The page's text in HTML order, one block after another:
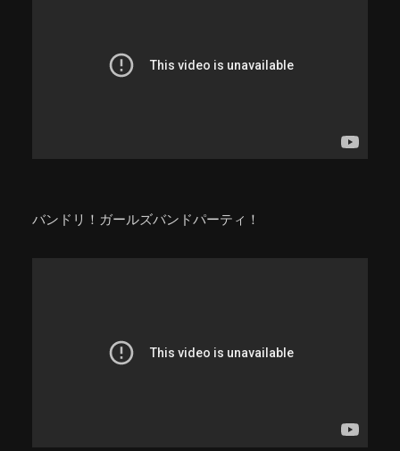
バンドリ！ガールズバンドパーティ！